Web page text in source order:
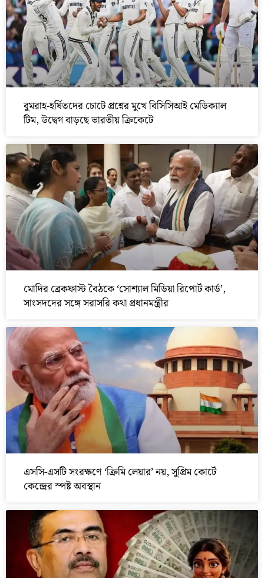
বুমরাহ-হর্ষিতদের চোটে প্রশ্নের মুখে বিসিসিআই মেডিক্যাল
টিম, উদ্বেগ বাড়ছে ভারতীয় ক্রিকেটে
মোদির ব্রেকফাস্ট বৈঠকে ‘সোশ্যাল মিডিয়া রিপোর্ট কার্ড’,
সাংসদদের সঙ্গে সরাসরি কথা প্রধানমন্ত্রীর
এসসি-এসটি সংরক্ষণে ‘ক্রিমি লেয়ার’ নয়, সুপ্রিম কোর্টে
কেন্দ্রের স্পষ্ট অবস্থান